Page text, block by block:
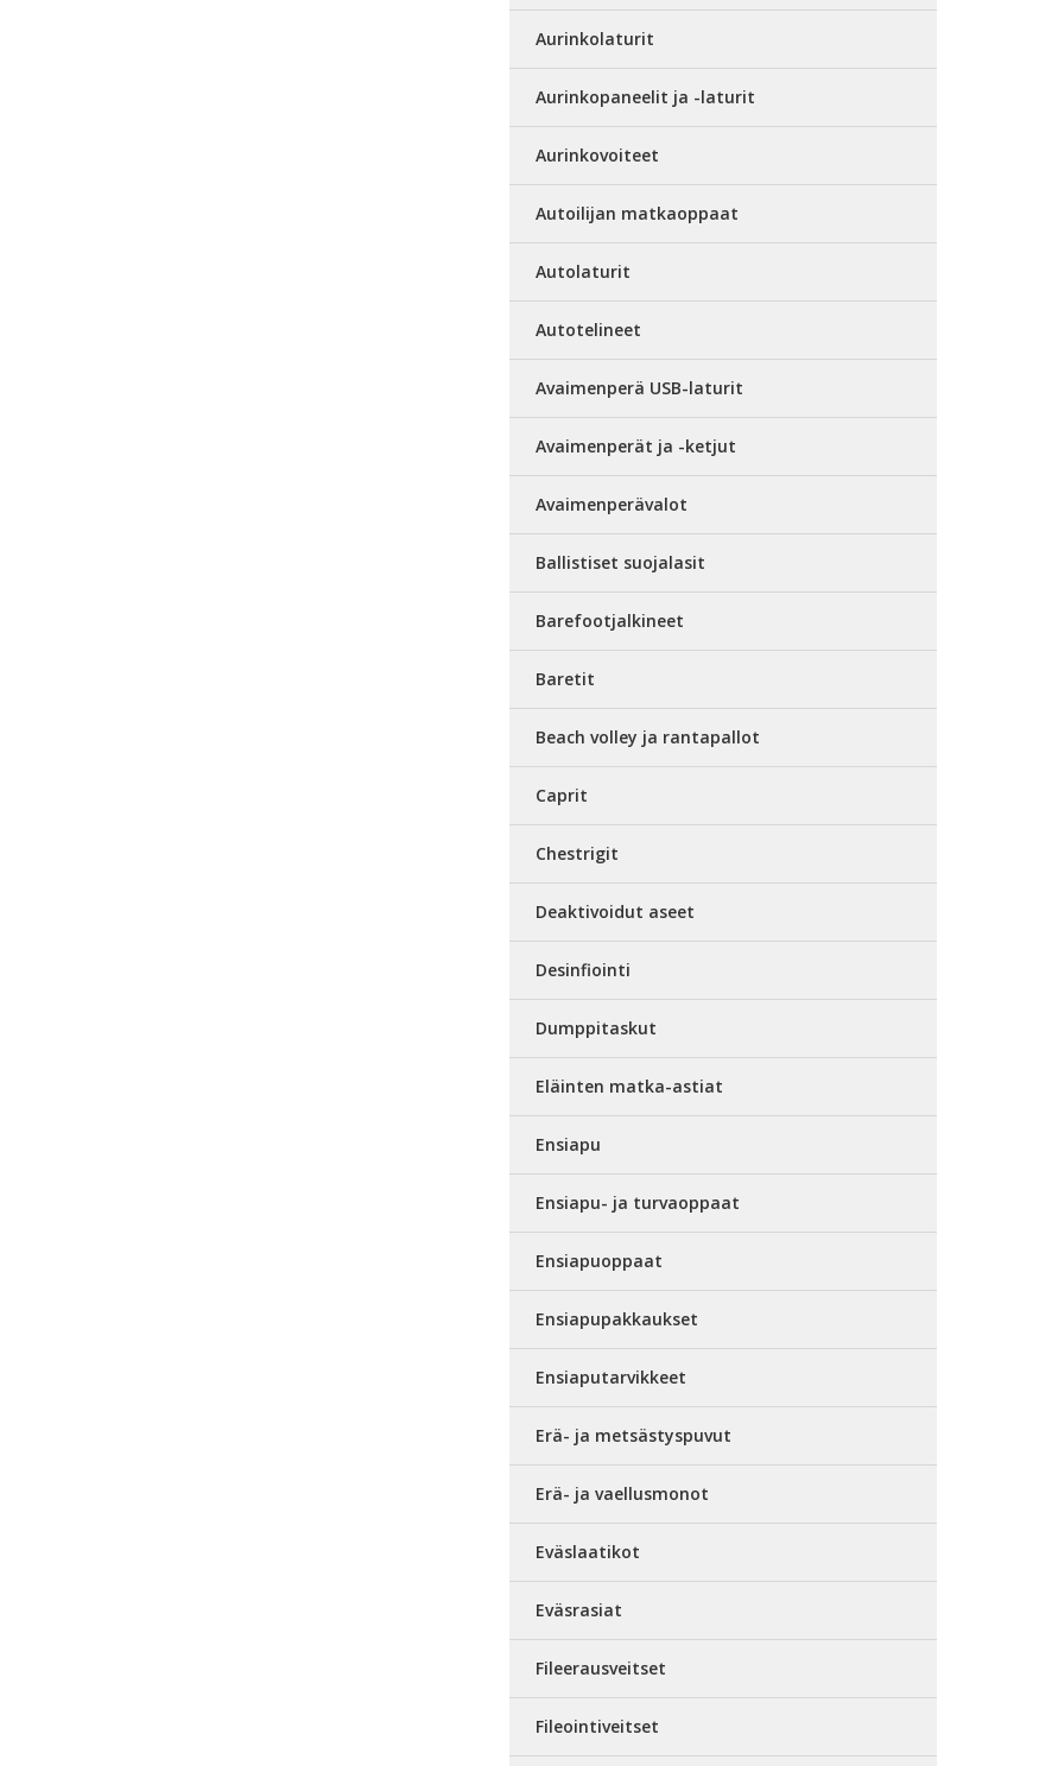
Aurinkolaturit
Aurinkopaneelit ja -laturit
Aurinkovoiteet
Autoilijan matkaoppaat
Autolaturit
Autotelineet
Avaimenperä USB-laturit
Avaimenperät ja -ketjut
Avaimenperävalot
Ballistiset suojalasit
Barefootjalkineet
Baretit
Beach volley ja rantapallot
Caprit
Chestrigit
Deaktivoidut aseet
Desinfiointi
Dumppitaskut
Eläinten matka-astiat
Ensiapu
Ensiapu- ja turvaoppaat
Ensiapuoppaat
Ensiapupakkaukset
Ensiaputarvikkeet
Erä- ja metsästyspuvut
Erä- ja vaellusmonot
Eväslaatikot
Eväsrasiat
Fileerausveitset
Fileointiveitset